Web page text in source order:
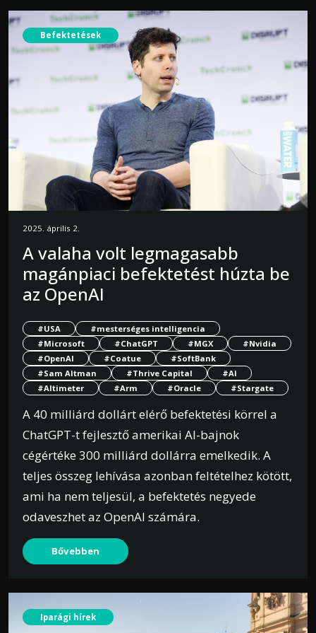
Befektetések
2025. április 2.
A valaha volt legmagasabb
magánpiaci befektetést húzta be
az OpenAI
#USA
#mesterséges intelligencia
#Microsoft
#ChatGPT #MGX
#Nvidia
#OpenAI
#Coatue
#SoftBank
#Sam Altman
#Thrive Capital
#AI
#Altimeter
#Arm #Oracle #Stargate
A 40 milliárd dollárt elérő befektetési körrel a
ChatGPT-t fejlesztő amerikai AI-bajnok
cégértéke 300 milliárd dollárra emelkedik. A
teljes összeg lehívása azonban feltételhez kötött,
ami ha nem teljesül, a befektetés negyede
odaveszhet az OpenAI számára.
Bővebben
Iparági hírek